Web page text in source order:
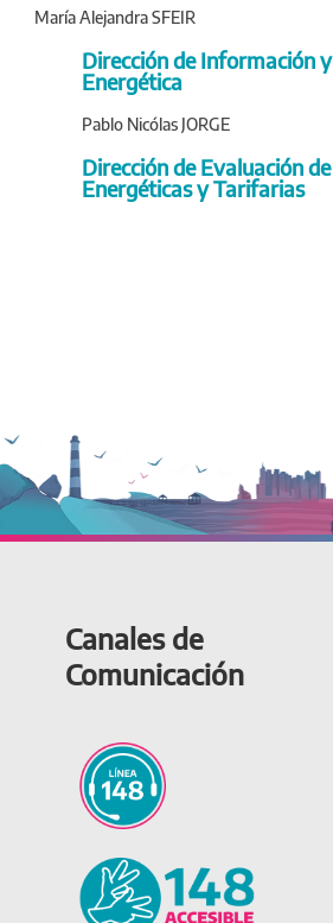
María Alejandra SFEIR
Dirección de Información
Energética
Pablo Nicólas JORGE
Dirección de Evaluación
Energéticas y Tarifarias
Canales de
Comunicación